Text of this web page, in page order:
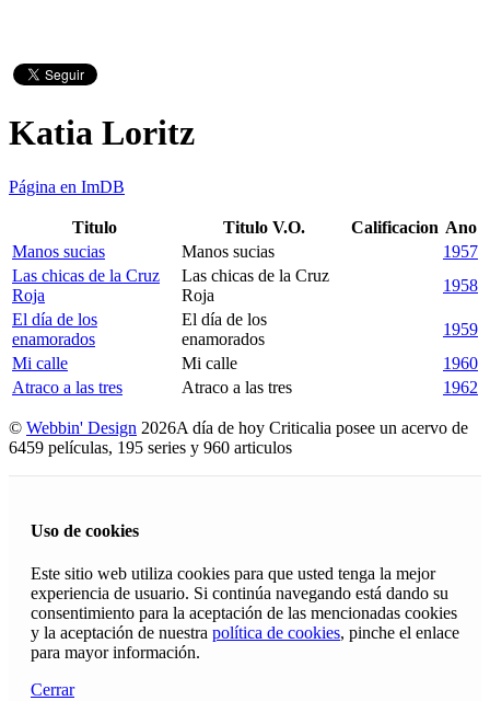
Katia Loritz
Página en ImDB
Titulo Titulo V.O. Calificacion Ano
Manos sucias
Manos sucias
1957
Las chicas de la Cruz
Roja
Las chicas de la Cruz
Roja
1958
El día de los
enamorados
El día de los
enamorados
1959
Mi calle
Mi calle
1960
Atraco a las tres
Atraco a las tres 1962
© Webbin' Design 2026A día de hoy Criticalia posee un acervo de
6459 películas, 195 series y 960 articulos
Uso de cookies
Este sitio web utiliza cookies para que usted tenga la mejor
experiencia de usuario. Si continúa navegando está dando su
consentimiento para la aceptación de las mencionadas cookies
y la aceptación de nuestra política de cookies, pinche el enlace
para mayor información.
Cerrar